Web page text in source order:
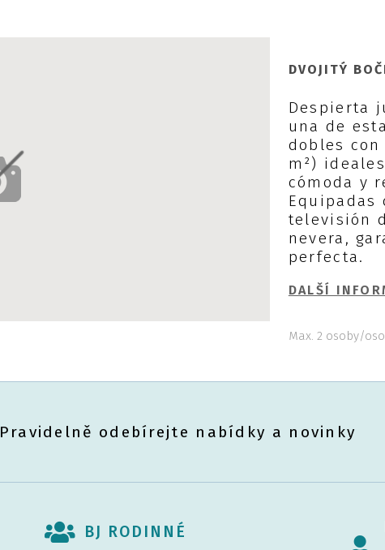
DVOJITÝ
Despierta
una de
dobles
m²)
cómoda y
Equipadas
televisión
nevera,
perfecta.
DALŠÍ
Max. 2 osoby/
Pravidelně odebírejte nabídky a novinky
BJ RODINNÉ